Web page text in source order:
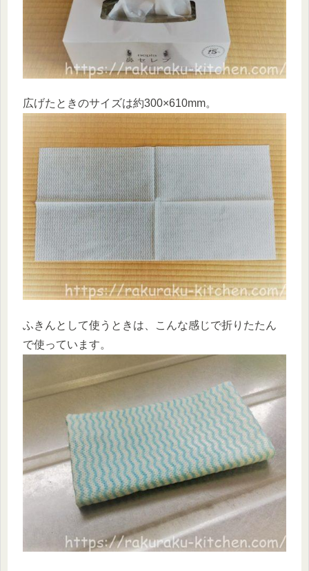
広げたときのサイズは約300×610mm。
ふきんとして使うときは、こんな感じで折りたたん
で使っています。